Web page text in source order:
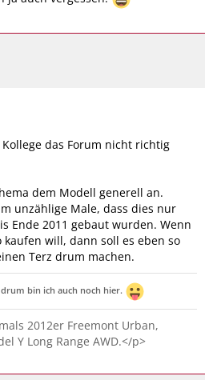
das Forum nicht richtig
dem Modell generell an.
unzählige Male, dass dies nur
Ende 2011 gebaut wurden. Wenn
will, dann soll es eben so
Terz drum machen.
bin ich auch noch hier.
2012er Freemont Urban,
Y Long Range AWD.</p>